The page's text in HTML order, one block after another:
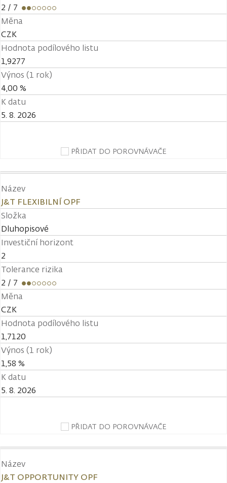
2 / 7
Měna
CZK
Hodnota podílového listu
1,9277
Výnos (1 rok)
4,00 %
K datu
5. 8. 2026
PŘIDAT DO POROVNÁVAČE
Název
J&T FLEXIBILNÍ OPF
Složka
Dluhopisové
Investiční horizont
2
Tolerance rizika
2 / 7
Měna
CZK
Hodnota podílového listu
1,7120
Výnos (1 rok)
1,58 %
K datu
5. 8. 2026
PŘIDAT DO POROVNÁVAČE
Název
J&T OPPORTUNITY OPF